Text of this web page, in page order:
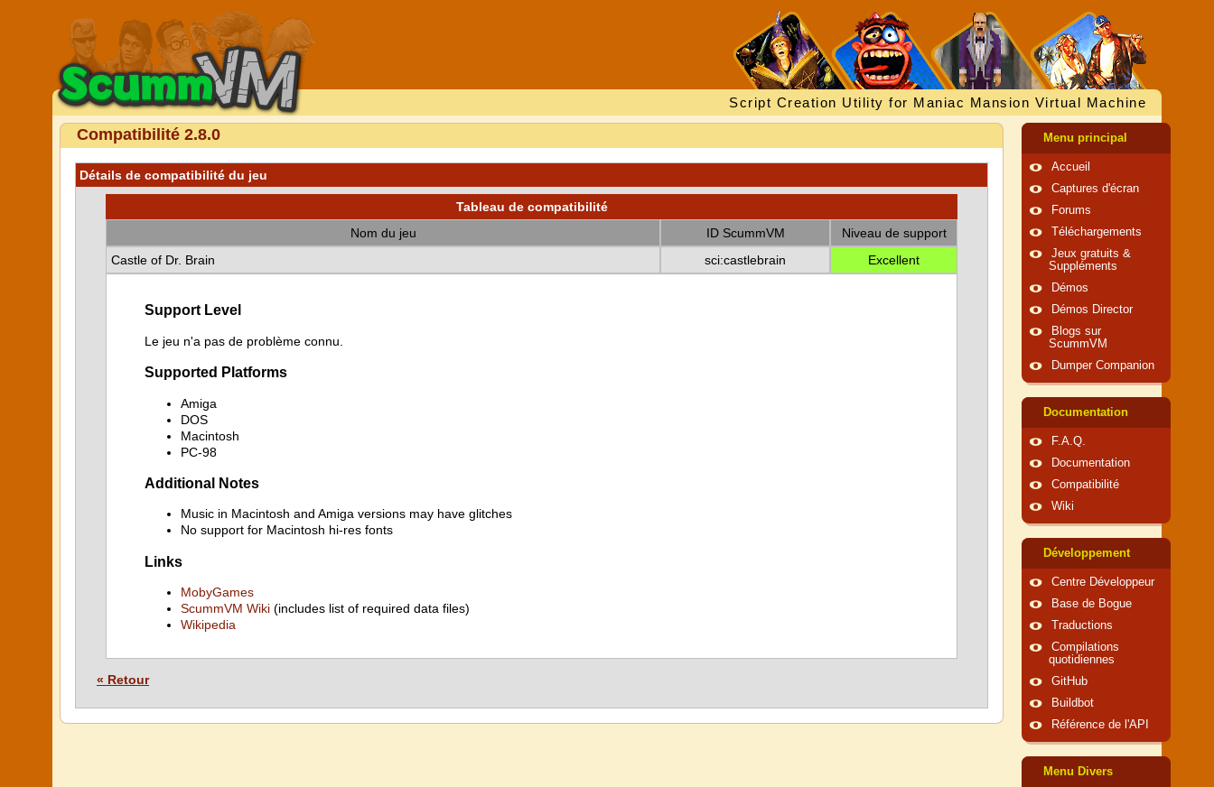
Script Creation Utility for Maniac Mansion Virtual Machine
Compatibilité 2.8.0
Détails de compatibilité du jeu
Tableau de compatibilité
Nom du jeu
ID ScummVM
Niveau de support
Castle of Dr. Brain
sci:castlebrain Excellent
Support Level
Le jeu n'a pas de problème connu.
Supported Platforms
Amiga
DOS
Macintosh
PC-98
Additional Notes
Music in Macintosh and Amiga versions may have glitches
No support for Macintosh hi-res fonts
Links
MobyGames
ScummVM Wiki (includes list of required data files)
Wikipedia
« Retour
Menu principal
Accueil
Captures d'écran
Forums
Téléchargements
Jeux gratuits &
Suppléments
Démos
Démos Director
Blogs sur
ScummVM
Dumper Companion
Documentation
F.A.Q.
Documentation
Compatibilité
Wiki
Développement
Centre Développeur
Base de Bogue
Traductions
Compilations
quotidiennes
GitHub
Buildbot
Référence de l'API
Menu Divers